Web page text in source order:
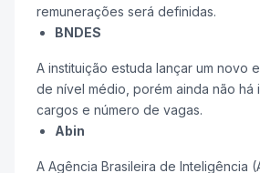
remunerações será definidas.
BNDES
A instituição estuda lançar um novo
de nível médio, porém ainda não há
cargos e número de vagas.
Abin
A Agência Brasileira de Inteligência